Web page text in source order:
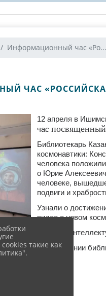
Информационный час «Ро...
ЧАС
12 апреля в
час
Библиотекарь
космонавтики:
человека
о Юрие
человеке,
подвиги и
Узнали о
видео о новом
Прошли
В заключении
такие как